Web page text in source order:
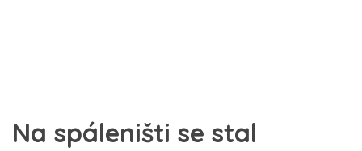
Na spáleništi se stal